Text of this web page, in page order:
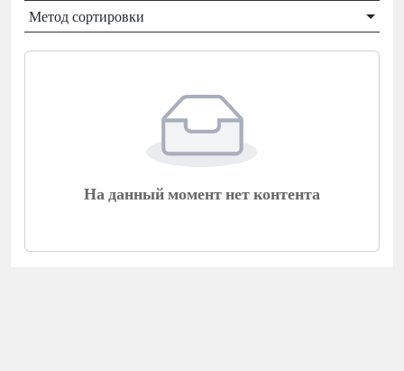
Метод сортировки
На данный момент нет контента